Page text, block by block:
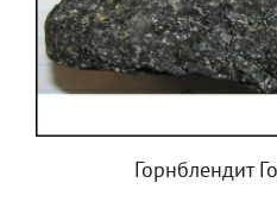
Горнблендит